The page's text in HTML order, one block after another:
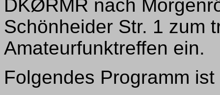
DKØRMR nach
Schönheider Str. 1 zum
Amateurfunktreffen ein.
Folgendes Programm